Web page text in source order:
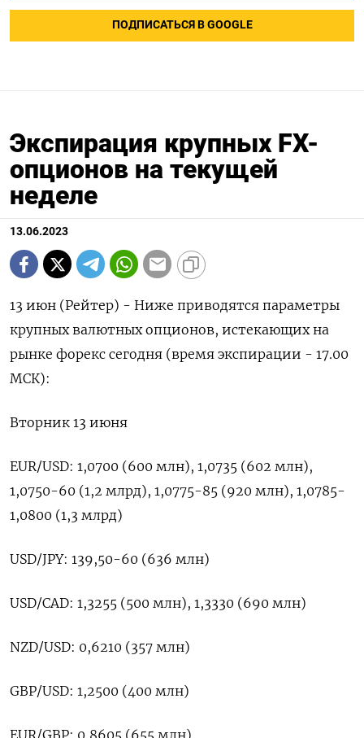
ПОДПИСАТЬСЯ В GOOGLE
Экспирация крупных FX-
опционов на текущей
неделе
13.06.2023
13 июн (Рейтер) - Ниже приводятся параметры
крупных валютных опционов, истекающих на
рынке форекс сегодня (время экспирации - 17.00
МСК):
Вторник 13 июня
EUR/USD: 1,0700 (600 млн), 1,0735 (602 млн),
1,0750-60 (1,2 млрд), 1,0775-85 (920 млн), 1,0785-
1,0800 (1,3 млрд)
USD/JPY: 139,50-60 (636 млн)
USD/CAD: 1,3255 (500 млн), 1,3330 (690 млн)
NZD/USD: 0,6210 (357 млн)
GBP/USD: 1,2500 (400 млн)